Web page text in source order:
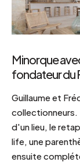
Minorque
fondateur du
Guillaume et
collectionneurs.
d'un lieu, le
life, une
ensuite